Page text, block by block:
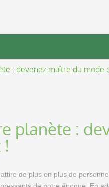
: devenez maître du mode
planète :
!
de plus en plus de